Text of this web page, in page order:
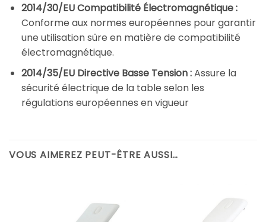
2014/30/EU Compatibilité Électromagnétique :
Conforme aux normes européennes pour garantir
une utilisation sûre en matière de compatibilité
électromagnétique.
2014/35/EU Directive Basse Tension :Assure la
sécurité électrique de la table selon les
régulations européennes en vigueur
VOUS AIMEREZ PEUT-ÊTRE AUSSI…